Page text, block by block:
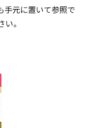
手元に置いて参照で
。